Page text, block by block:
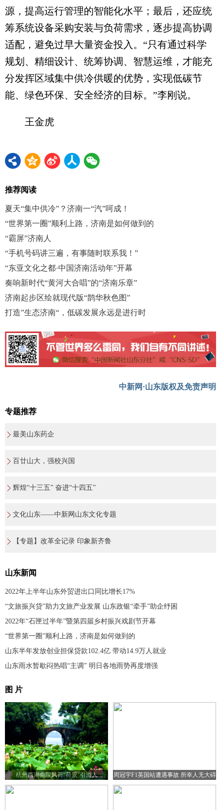
源，提高运行管理的智能化水平；最后，还应统
筹系统设备采购安装与负荷需求，逐步提高协调
适配，避免过早大量资金投入。“只有通过科学
规划、精细设计、统筹协调、智慧运维，才能充
分发挥区域集中供冷供暖的优势，实现低碳节
能、绿色环保、安全经济的目标。”李刚说。
王金虎
推荐阅读
夏天“集中供冷”？济南一“汽”呵成！
“世界第一圈”顺利上路，济南是如何做到的
“霸屏”济南人
“手机号码讲三遍，有事随时联系我！”
“东亚文化之都·中国济南活动年”开幕
奏响新时代“黄河大合唱”的“济南乐章”
济南起步区绘就现代版“鹊华秋色图”
打造”生态济南“，低碳发展永远是进行时
中新网·山东版权及免责声明
专题推荐
最美山东药企
百廿山大，强校兴国
辉煌“十三五” 奋进“十四五”
文化山东——中新网山东文化专题
【专题】改革全记录 印象新齐鲁
山东新闻
2022年上半年山东外贸进出口同比增长17%
“文旅振兴贷”助力文旅产业发展 山东政银“牵手”助企纾困
2022年“石匣过半年”暨第四届乡村振兴戏剧节开幕
“世界第一圈”顺利上路，济南是如何做到的
山东半年发放创业担保贷款102.4亿 带动14.9万人就业
山东雨水暂歇闷热唱“主调” 明日各地雨势再度增强
图 片
杭州西湖曲院风荷“荷景”引游人 周冠宇F1英国站遭遇事故 所幸人无大碍